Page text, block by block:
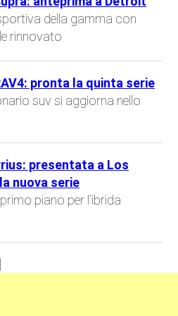
della gamma con
rinnovato
pronta la quinta serie
suv si aggiorna nello
presentata a Los
nuova serie
piano per l’ibrida